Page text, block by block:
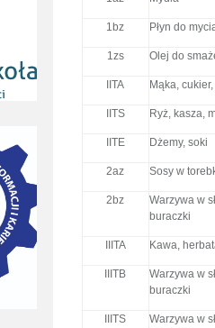
1bz Płyn do
1zs Olej do
IITA Mąka,
IITS Ryż, kasza,
IITE Dżemy, soki
2az Sosy w
2bz
Warzywa w
buraczki
IIITA Kawa,
IIITB
Warzywa w
buraczki
IIITS
Warzywa w